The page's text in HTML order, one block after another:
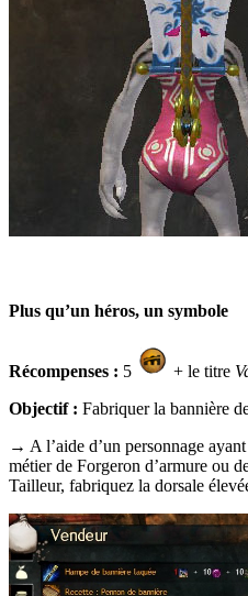
Plus qu’un héros, un symbole
Récompenses : 5 + le titre
Objectif : Fabriquer la bannière
→ A l’aide d’un personnage
métier de Forgeron d’armure ou
Tailleur, fabriquez la dorsale